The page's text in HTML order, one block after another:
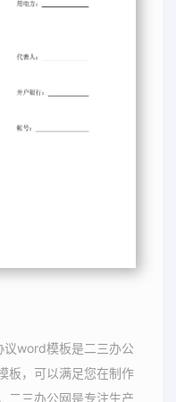
议word模板是二三办公
板，可以满足您在制作
二三办公网是专注生产